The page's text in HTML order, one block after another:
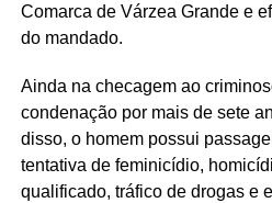
Comarca de Várzea Grande e
do mandado.
Ainda na checagem ao
condenação por mais de sete
disso, o homem possui
tentativa de feminicídio,
qualificado, tráfico de drogas e